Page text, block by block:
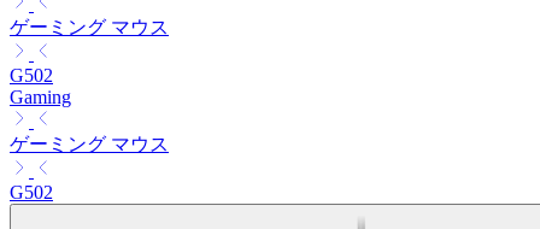
ゲーミング マウス
G502
Gaming
ゲーミング マウス
G502